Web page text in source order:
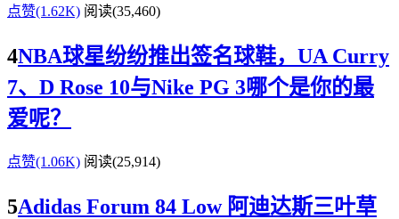
点赞(1.62K) 阅读(35,460)
4NBA球星纷纷推出签名球鞋，UA Curry
7、D Rose 10与Nike PG 3哪个是你的最
爱呢？
点赞(1.06K) 阅读(25,914)
5Adidas Forum 84 Low 阿迪达斯三叶草